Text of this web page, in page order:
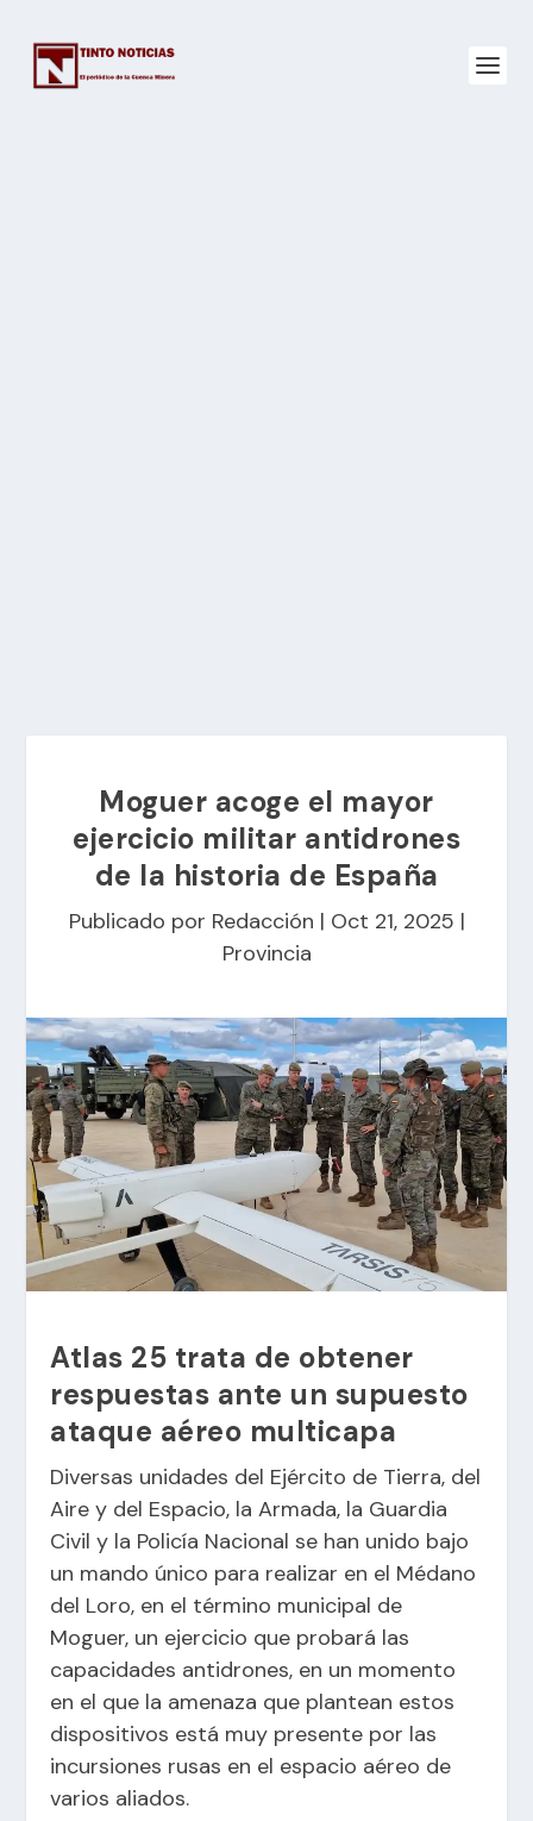
Moguer acoge el mayor
ejercicio militar antidrones
de la historia de España
Publicado por Redacción | Oct 21, 2025 |
Provincia
Atlas 25 trata de obtener
respuestas ante un supuesto
ataque aéreo multicapa
Diversas unidades del Ejército de Tierra, del
Aire y del Espacio, la Armada, la Guardia
Civil y la Policía Nacional se han unido bajo
un mando único para realizar en el Médano
del Loro, en el término municipal de
Moguer, un ejercicio que probará las
capacidades antidrones, en un momento
en el que la amenaza que plantean estos
dispositivos está muy presente por las
incursiones rusas en el espacio aéreo de
varios aliados.